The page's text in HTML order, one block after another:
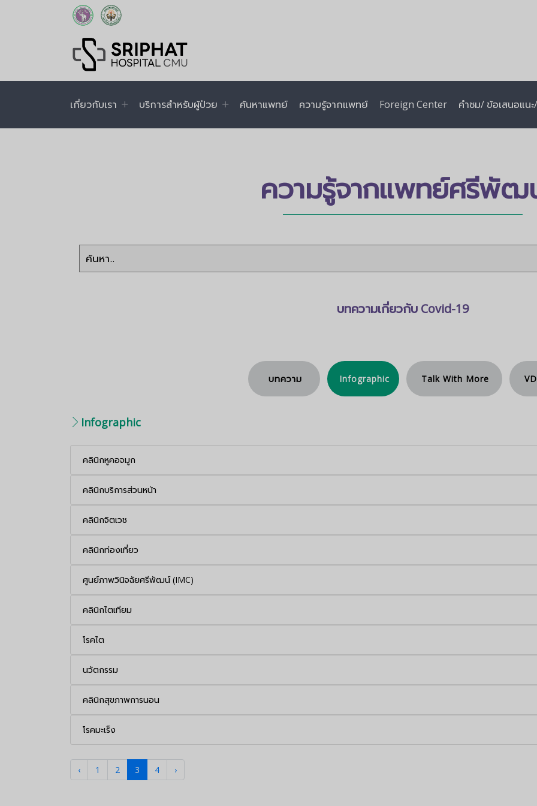
เกี่ยวกับเรา บริการสำหรับผู้ป่วย ค้นหาแพทย์ ความรู้จากแพทย์ Foreign Center คำชม/ ข้อเสนอแน
ความรู้จากแพทย์ศรีพัฒ
บทความเกี่ยวกับ Covid-19
บทความ Infographic Talk With More
Infographic
คลินิกหูคอจมูก
คลินิกบริการส่วนหน้า
คลินิกจิตเวช
คลินิกท่องเที่ยว
ศูนย์ภาพวินิจฉัยศรีพัฒน์ (IMC)
คลินิกไตเทียม
โรคไต
นวัตกรรม
คลินิกสุขภาพการนอน
โรคมะเร็ง
‹ 1 2 3 4 ›